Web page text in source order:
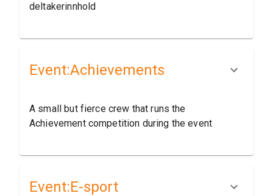
deltakerinnhold
Event:​Achievements
A small but fierce crew that runs the
Achievement competition during the event
Event:​E-sport